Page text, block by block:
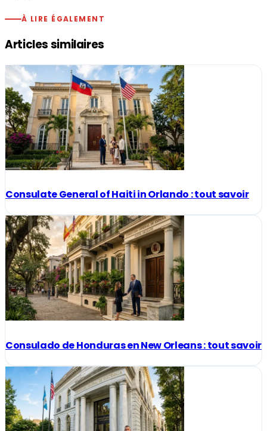
À LIRE ÉGALEMENT
Articles similaires
Consulate General of Haiti in Orlando : tout savoir
Consulado de Honduras en New Orleans : tout savoir